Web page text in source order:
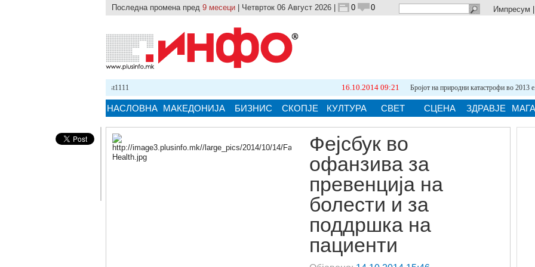
Последна промена пред 9 месеци | Четврток 06 Август 2026 | 0 0 Импресум
16.10.2014 09:21 Бројот на природни катастрофи во 2013 е...
НАСЛОВНА МАКЕДОНИЈА БИЗНИС СКОПЈЕ КУЛТУРА СВЕТ СЦЕНА ЗДРАВЈЕ
Фејсбук во
офанзива за
превенција на
болести и за
поддршка на
пациенти